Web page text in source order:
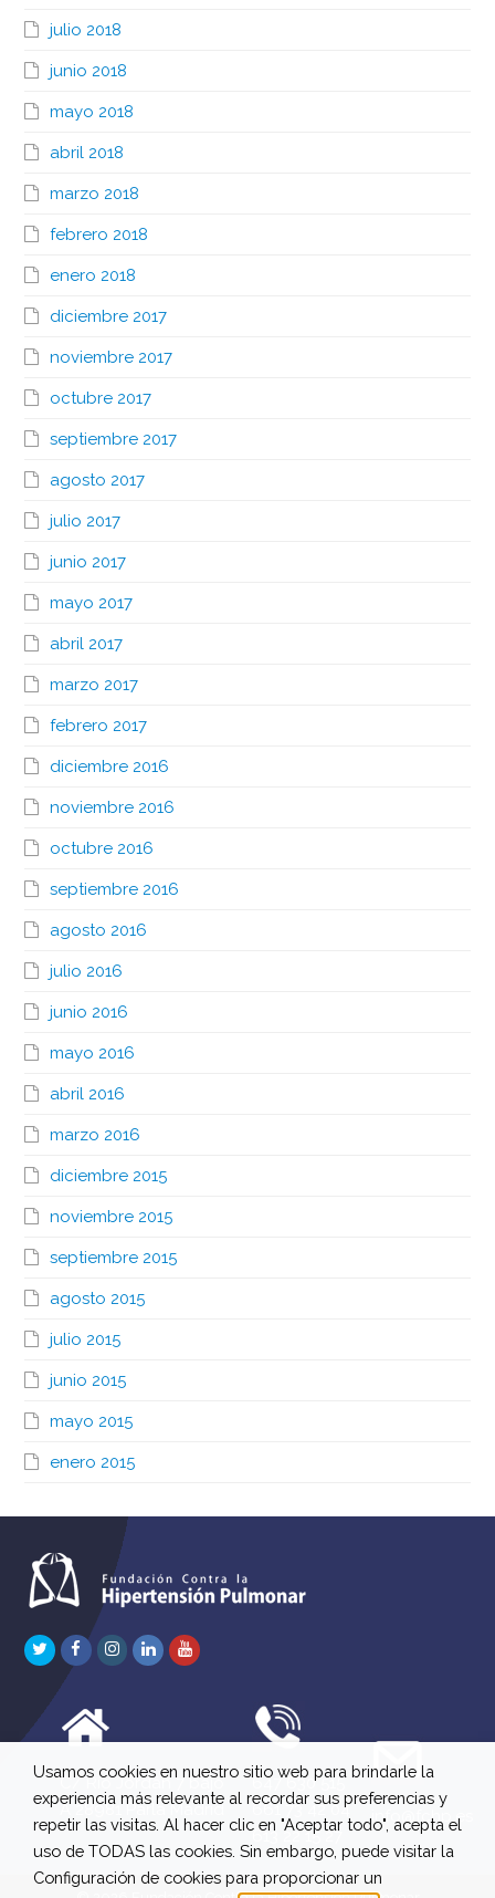
julio 2018
junio 2018
mayo 2018
abril 2018
marzo 2018
febrero 2018
enero 2018
diciembre 2017
noviembre 2017
octubre 2017
septiembre 2017
agosto 2017
julio 2017
junio 2017
mayo 2017
abril 2017
marzo 2017
febrero 2017
diciembre 2016
noviembre 2016
octubre 2016
septiembre 2016
agosto 2016
julio 2016
junio 2016
mayo 2016
abril 2016
marzo 2016
diciembre 2015
noviembre 2015
septiembre 2015
agosto 2015
julio 2015
junio 2015
mayo 2015
enero 2015
TwitterFacebook
Instagram
LinkedInYoutube
C/ Río Jordán 7 bajo
A 28981 Parla Madrid
647 630 515
661 73 42 04
613 22 15 27
info@fchp.es
Usamos cookies en nuestro sitio web para brindarle la
experiencia más relevante al recordar sus preferencias y
repetir las visitas. Al hacer clic en "Aceptar todo", acepta el
uso de TODAS las cookies. Sin embargo, puede visitar la
Configuración de cookies para proporcionar un